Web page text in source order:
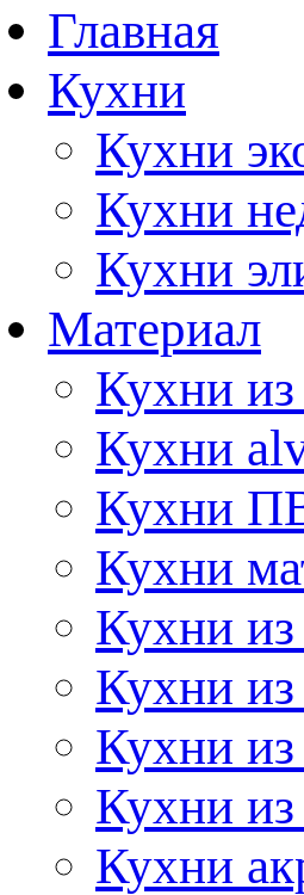
Главная
Кухни
Кухни
Кухни
Кухни
Материал
Кухни из
Кухни
Кухни
Кухни
Кухни
Кухни из
Кухни
Кухни из
Кухни